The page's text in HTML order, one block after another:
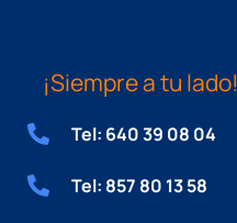
¡Siempre a tu lado!
Tel: 640 39 08 04
Tel: 857 80 13 58